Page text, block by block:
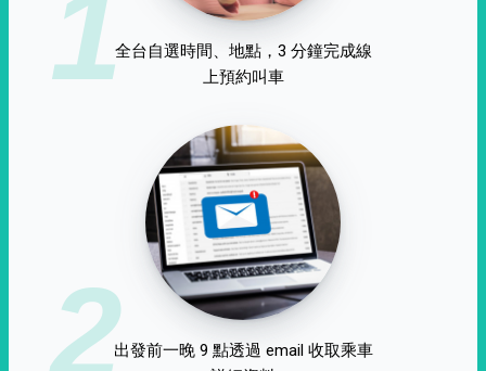
1全台自選時間、地點，3 分鐘完成線
上預約叫車
2出發前一晚 9 點透過 email 收取乘車